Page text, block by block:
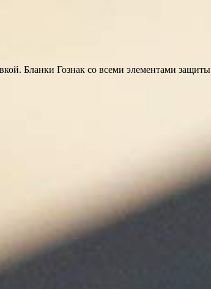
Бланки Гознак со всеми элементами защиты